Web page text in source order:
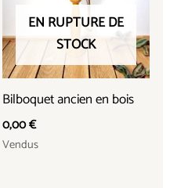
EN RUPTURE DE
STOCK
Bilboquet ancien en bois
0,00€
Vendus